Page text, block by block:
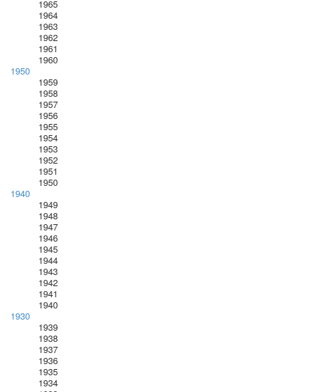
1965
1964
1963
1962
1961
1960
1950
1959
1958
1957
1956
1955
1954
1953
1952
1951
1950
1940
1949
1948
1947
1946
1945
1944
1943
1942
1941
1940
1930
1939
1938
1937
1936
1935
1934